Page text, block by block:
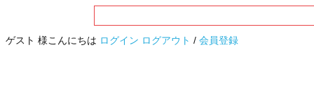
ゲスト 様こんにちは ログイン ログアウト / 会員登録